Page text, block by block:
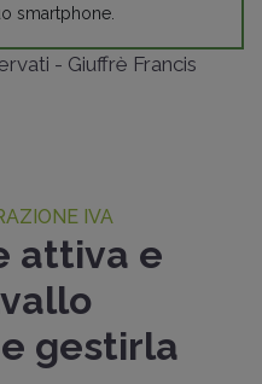
smartphone.
- Giuffrè Francis
IVA
attiva e
gestirla